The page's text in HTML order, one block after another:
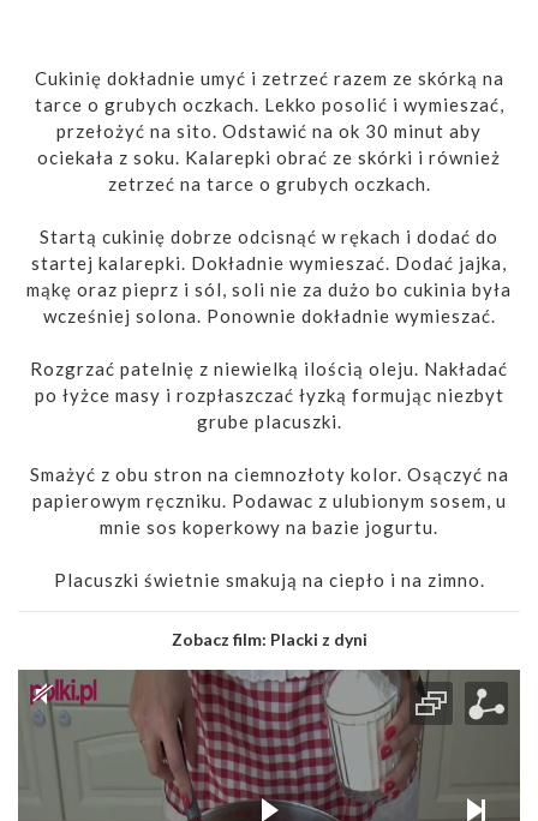
Cukinię dokładnie umyć i zetrzeć razem ze skórką na
tarce o grubych oczkach. Lekko posolić i wymieszać,
przełożyć na sito. Odstawić na ok 30 minut aby
ociekała z soku. Kalarepki obrać ze skórki i również
zetrzeć na tarce o grubych oczkach.
Startą cukinię dobrze odcisnąć w rękach i dodać do
startej kalarepki. Dokładnie wymieszać. Dodać jajka,
mąkę oraz pieprz i sól, soli nie za dużo bo cukinia była
wcześniej solona. Ponownie dokładnie wymieszać.
Rozgrzać patelnię z niewielką ilością oleju. Nakładać
po łyżce masy i rozpłaszczać łyzką formując niezbyt
grube placuszki.
Smażyć z obu stron na ciemnozłoty kolor. Osączyć na
papierowym ręczniku. Podawac z ulubionym sosem, u
mnie sos koperkowy na bazie jogurtu.
Placuszki świetnie smakują na ciepło i na zimno.
Zobacz film: Placki z dyni